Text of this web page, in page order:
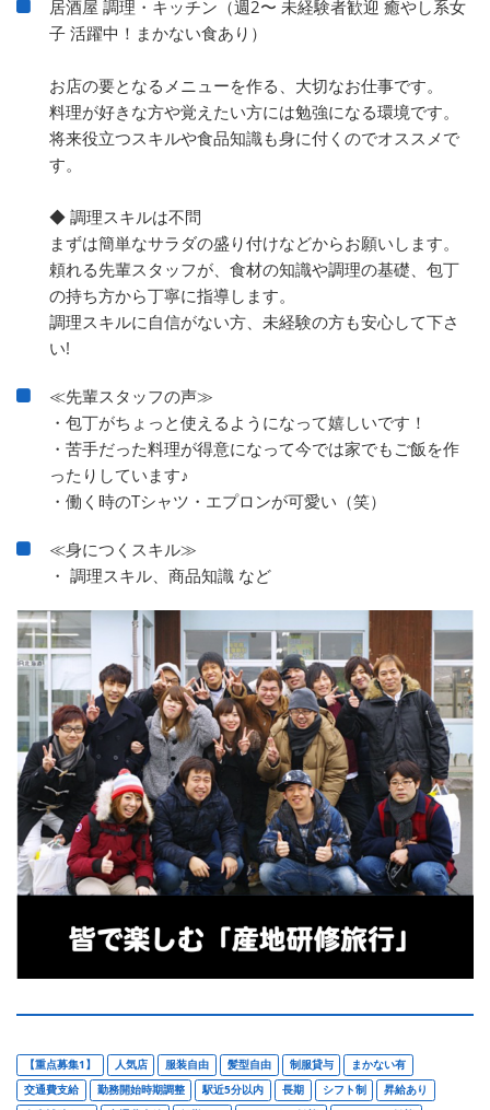
居酒屋 調理・キッチン（週2〜 未経験者歓迎 癒やし系女
子 活躍中！まかない食あり）
お店の要となるメニューを作る、大切なお仕事です。
料理が好きな方や覚えたい方には勉強になる環境です。
将来役立つスキルや食品知識も身に付くのでオススメで
す。
◆ 調理スキルは不問
まずは簡単なサラダの盛り付けなどからお願いします。
頼れる先輩スタッフが、食材の知識や調理の基礎、包丁
の持ち方から丁寧に指導します。
調理スキルに自信がない方、未経験の方も安心して下さ
い!
≪先輩スタッフの声≫
・包丁がちょっと使えるようになって嬉しいです！
・苦手だった料理が得意になって今では家でもご飯を作
ったりしています♪
・働く時のTシャツ・エプロンが可愛い（笑）
≪身につくスキル≫
・ 調理スキル、商品知識 など
【重点募集1】 人気店 服装自由 髪型自由 制服貸与
まかない有
交通費支給
勤務開始時期調整 駅近5分以内 長期 シフト制
昇給あり